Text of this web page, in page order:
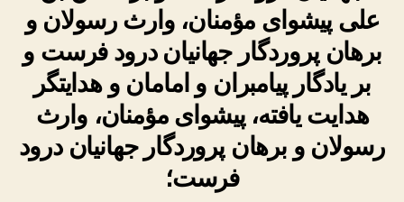
علی پیشوای مؤمنان، وارث رسولان و
برهان پروردگار جهانیان درود فرست و
بر یادگار پیامبران و امامان و هدایتگر
هدایت یافته، پیشوای مؤمنان، وارث
رسولان و برهان پروردگار جهانیان درود
فرست؛